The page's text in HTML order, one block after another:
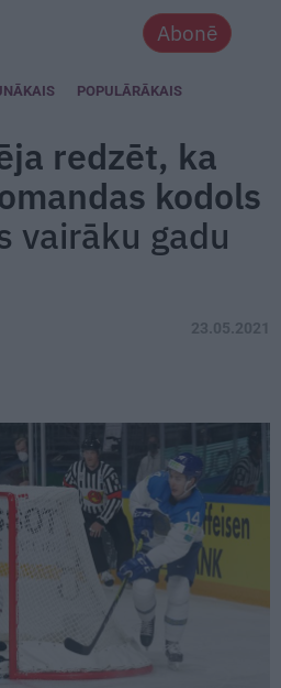
Abonē
POPULĀRĀKAIS
redzēt, ka
kodols
vairāku gadu
23.05.2021